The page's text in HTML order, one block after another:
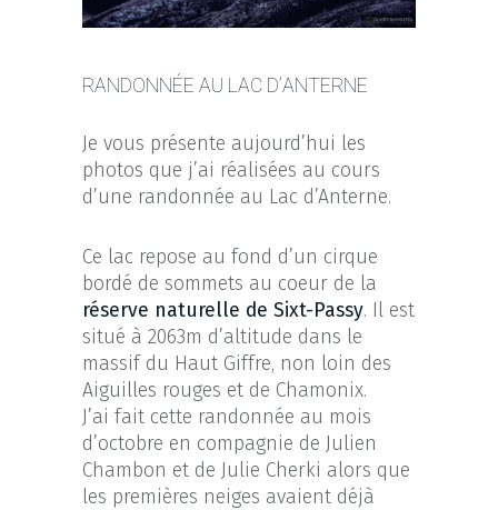
RANDONNÉE AU LAC D’ANTERNE
Je vous présente aujourd’hui les
photos que j’ai réalisées au cours
d’une randonnée au Lac d’Anterne.
Ce lac repose au fond d’un cirque
bordé de sommets au coeur de la
réserve naturelle de Sixt-Passy. Il est
situé à 2063m d’altitude dans le
massif du Haut Giffre, non loin des
Aiguilles rouges et de Chamonix.
J’ai fait cette randonnée au mois
d’octobre en compagnie de Julien
Chambon et de Julie Cherki alors que
les premières neiges avaient déjà